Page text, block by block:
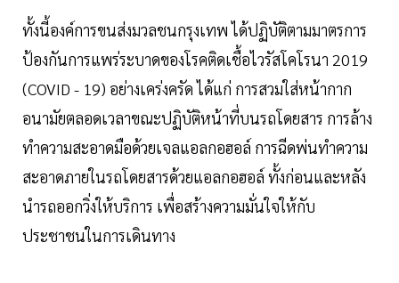
ทั้งนี้องค์การขนส่งมวลชนกรุงเทพ ได้ปฏิบัติตามมาตรการ
ป้องกันการแพร่ระบาดของโรคติดเชื้อไวรัสโคโรนา 2019
(COVID - 19) อย่างเคร่งครัด ได้แก่ การสวมใส่หน้ากาก
อนามัยตลอดเวลาขณะปฏิบัติหน้าที่บนรถโดยสาร การล้าง
ทำความสะอาดมือด้วยเจลแอลกอฮอล์ การฉีดพ่นทำความ
สะอาดภายในรถโดยสารด้วยแอลกอฮอล์ ทั้งก่อนและหลัง
นำรถออกวิ่งให้บริการ เพื่อสร้างความมั่นใจให้กับ
ประชาชนในการเดินทาง